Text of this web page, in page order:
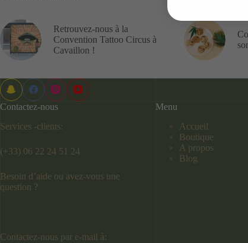
Retrouvez-nous à la
Convention Tattoo Circus à
Cavaillon !
Contactez-nous
Services -clients:
(+33) 06 22 24 51 24
Besoin d’aide ou avez-vous une
question ?
Contactez-nous par e-mail à:
Menu
Accueil
Boutique
A propos
Blog